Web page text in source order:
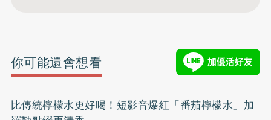
你可能還會想看
比傳統檸檬水更好喝！短影音爆紅「番茄檸檬水」加